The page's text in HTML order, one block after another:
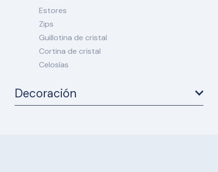
Estores
Zips
Guillotina de cristal
Cortina de cristal
Celosías
Decoración